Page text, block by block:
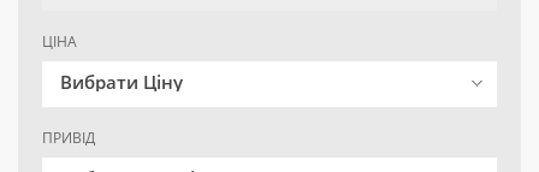
ЦІНА
Вибрати Ціну
ПРИВІД